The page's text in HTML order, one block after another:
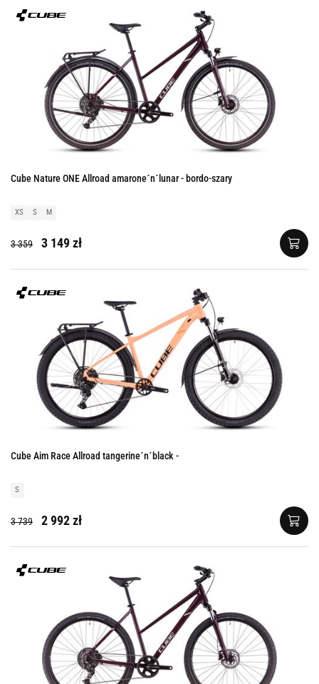
Cube Nature ONE Allroad amarone´n´lunar - bordo-szary
XS S M
3 359 3 149 zł
Cube Aim Race Allroad tangerine´n´black -
S
3 739 2 992 zł